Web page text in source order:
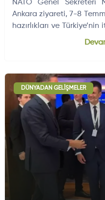
NATO Genel Sekreteri
Ankara ziyareti, 7-8
hazırlıkları ve
rolü açısından kritik
DÜNYADAN GELIŞMELER